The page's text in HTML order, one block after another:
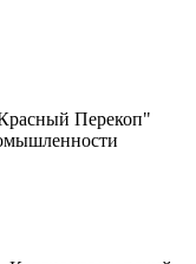
Перекоп"